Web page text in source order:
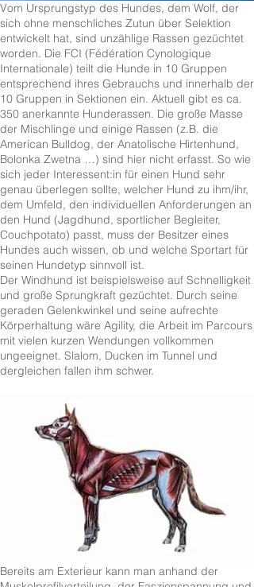
Vom Ursprungstyp des Hundes, dem Wolf, der
sich ohne menschliches Zutun über Selektion
entwickelt hat, sind unzählige Rassen gezüchtet
worden. Die FCI (Fédération Cynologique
Internationale) teilt die Hunde in 10 Gruppen
entsprechend ihres Gebrauchs und innerhalb der
10 Gruppen in Sektionen ein. Aktuell gibt es ca.
350 anerkannte Hunderassen. Die große Masse
der Mischlinge und einige Rassen (z.B. die
American Bulldog, der Anatolische Hirtenhund,
Bolonka Zwetna …) sind hier nicht erfasst. So wie
sich jeder Interessent:in für einen Hund sehr
genau überlegen sollte, welcher Hund zu ihm/ihr,
dem Umfeld, den individuellen Anforderungen an
den Hund (Jagdhund, sportlicher Begleiter,
Couchpotato) passt, muss der Besitzer eines
Hundes auch wissen, ob und welche Sportart für
seinen Hundetyp sinnvoll ist.
Der Windhund ist beispielsweise auf Schnelligkeit
und große Sprungkraft gezüchtet. Durch seine
geraden Gelenkwinkel und seine aufrechte
Körperhaltung wäre Agility, die Arbeit im Parcours
mit vielen kurzen Wendungen vollkommen
ungeeignet. Slalom, Ducken im Tunnel und
dergleichen fallen ihm schwer.
Bereits am Exterieur kann man anhand der